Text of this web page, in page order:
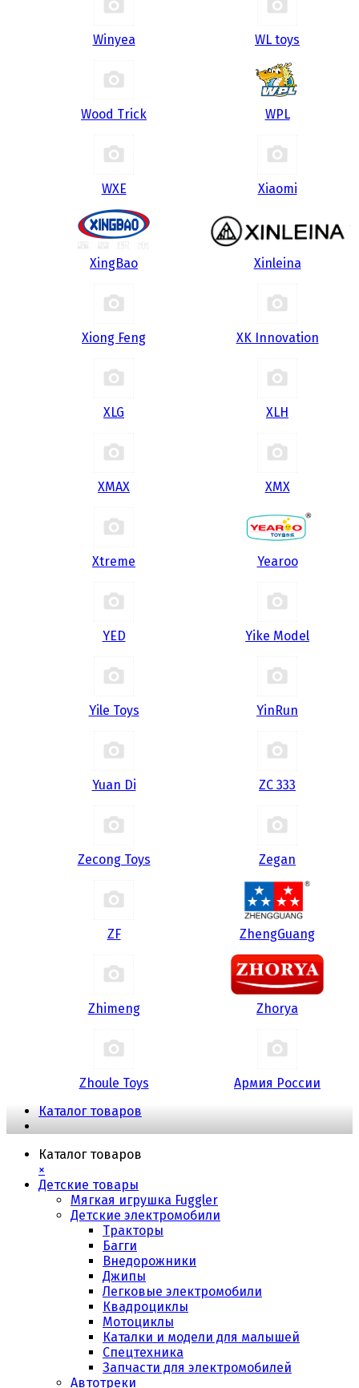
Winyea WL toys
Wood Trick WPL
WXE Xiaomi
XingBao Xinleina
Xiong Feng XK Innovation
XLG XLH
XMAX XMX
Xtreme Yearoo
YED Yike Model
Yile Toys YinRun
Yuan Di ZC 333
Zecong Toys Zegan
ZF ZhengGuang
Zhimeng Zhorya
Zhoule Toys
Армия России
Каталог товаров
Каталог товаров
×
Детские товары
Мягкая игрушка Fuggler
Детские электромобили
Тракторы
Багги
Внедорожники
Джипы
Легковые электромобили
Квадроциклы
Мотоциклы
Каталки и модели для малышей
Спецтехника
Запчасти для электромобилей
Автотреки